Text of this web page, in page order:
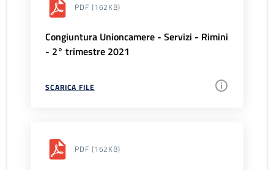
PDF (162KB)
Congiuntura Unioncamere - Servizi - Rimini
- 2° trimestre 2021
SCARICA FILE
PDF (162KB)